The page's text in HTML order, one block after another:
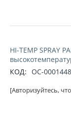
HI-TEMP SPRAY
КОД:
ОС-
[Авторизуйтесь,